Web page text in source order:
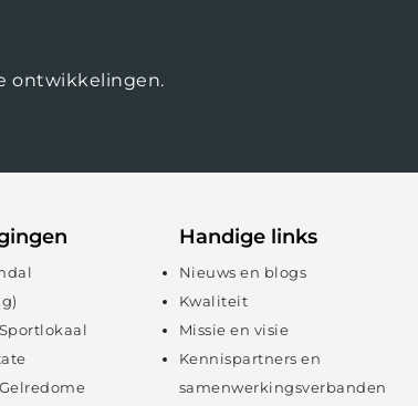
ontwikkelingen.
Handige links
Nieuws en blogs
Kwaliteit
Missie en visie
Kennispartners en
samenwerkingsverbanden